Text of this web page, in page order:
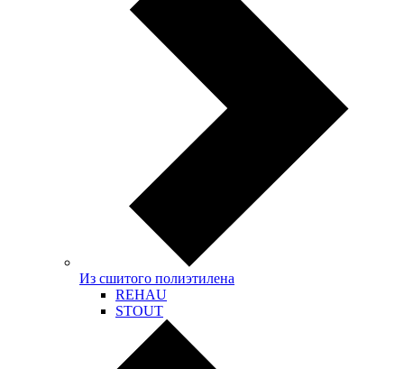
Из сшитого полиэтилена
REHAU
STOUT